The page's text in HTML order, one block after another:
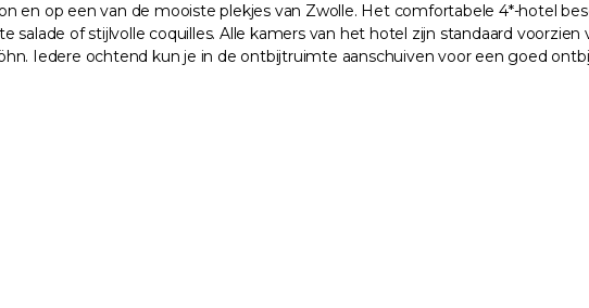
en op een van de mooiste plekjes van Zwolle. Het comfortabele 4*-hotel
of stijlvolle coquilles. Alle kamers van het hotel zijn standaard
Iedere ochtend kun je in de ontbijtruimte aanschuiven voor een goed